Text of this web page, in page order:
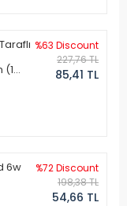
(1
%63 Discount
227,76 TL
85,41 TL
6w
%72 Discount
198,38 TL
54,66 TL